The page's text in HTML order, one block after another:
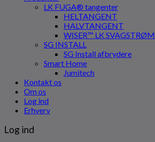
LK FUGA® tangenter
HELTANGENT
HALVTANGENT
WISER™ LK SVAGSTRØM
SG INSTALL
SG Install afbrydere
Smart Home
Jumitech
Kontakt os
Om os
Log ind
Erhverv
Log ind